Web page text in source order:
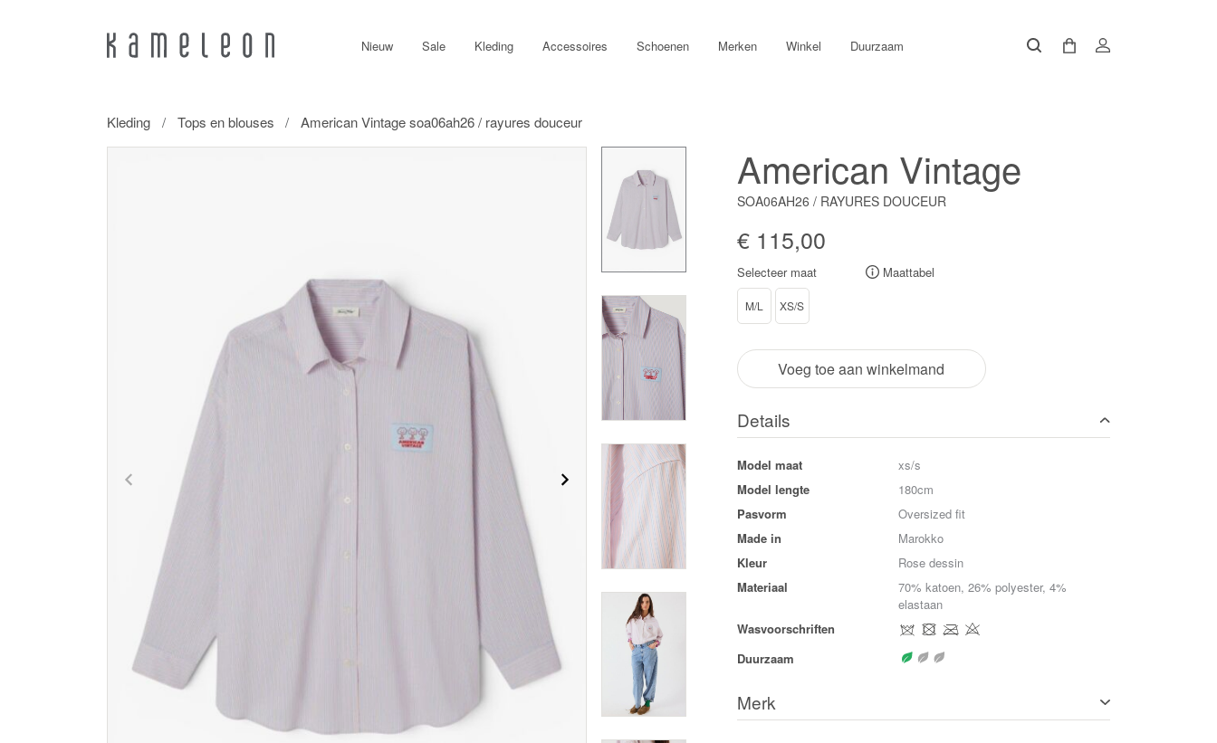
Nieuw Sale Kleding Accessoires Schoenen Merken Winkel Duurzaam
Kleding Tops en blouses American Vintage soa06ah26 / rayures douceur
American Vintage
SOA06AH26 / RAYURES DOUCEUR
€ 115,00
Selecteer maat Maattabel
M/L XS/S
Voeg toe aan winkelmand
Details
Model maat
xs/s
Model lengte
180cm
Pasvorm
Oversized fit
Made in
Marokko
Kleur
Rose dessin
Materiaal
70% katoen, 26% polyester, 4%
elastaan
Wasvoorschriften
Duurzaam
Merk